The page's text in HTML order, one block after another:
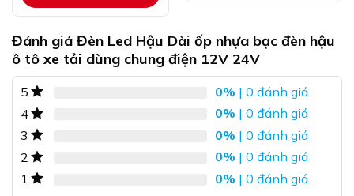
450,000VND
Sản
này
có
biến
thể.
Các
chọn
có
Đánh giá Đèn Led Hậu Dài ốp nhựa bạc đèn hậu
ô tô xe tải dùng chung điện 12V 24V
5 0% | 0 đánh giá
4
0% | 0 đánh giá
3
0% | 0 đánh giá
2
0% | 0 đánh giá
1
0% | 0 đánh giá